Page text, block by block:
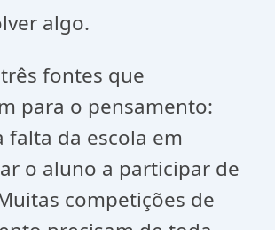
algo.
fontes que
para o pensamento:
falta da escola em
o aluno a participar de
competições de